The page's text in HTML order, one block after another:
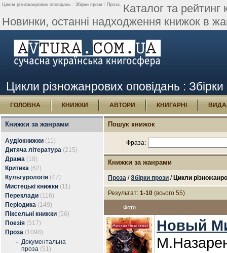
Цикли різножанрових оповідань : Збірки прози : Проза. Каталог та рейтинг
Новинки, останні надходження книжок в
Цикли різножанрових оповідань :
ГОЛОВНА КНИЖКИ АВТОРИ КНИГАРНІ
Книжки за жанрами
Аудіокнижки (11)
Дитяча література (215)
Драма (18)
Критика (62)
Культурологія (47)
Мистецькі книжки (11)
Переклади (116)
Періодика (149)
Піксельні книжки (56)
Поезія (517)
Проза (1098)
+ Документальна
проза (51)
Пошук книжок
Фраза:
Книжки за жанрами
Проза /Збірки прози / Цикли
Результат: 1-10 (всього 55)
Фото
Новый